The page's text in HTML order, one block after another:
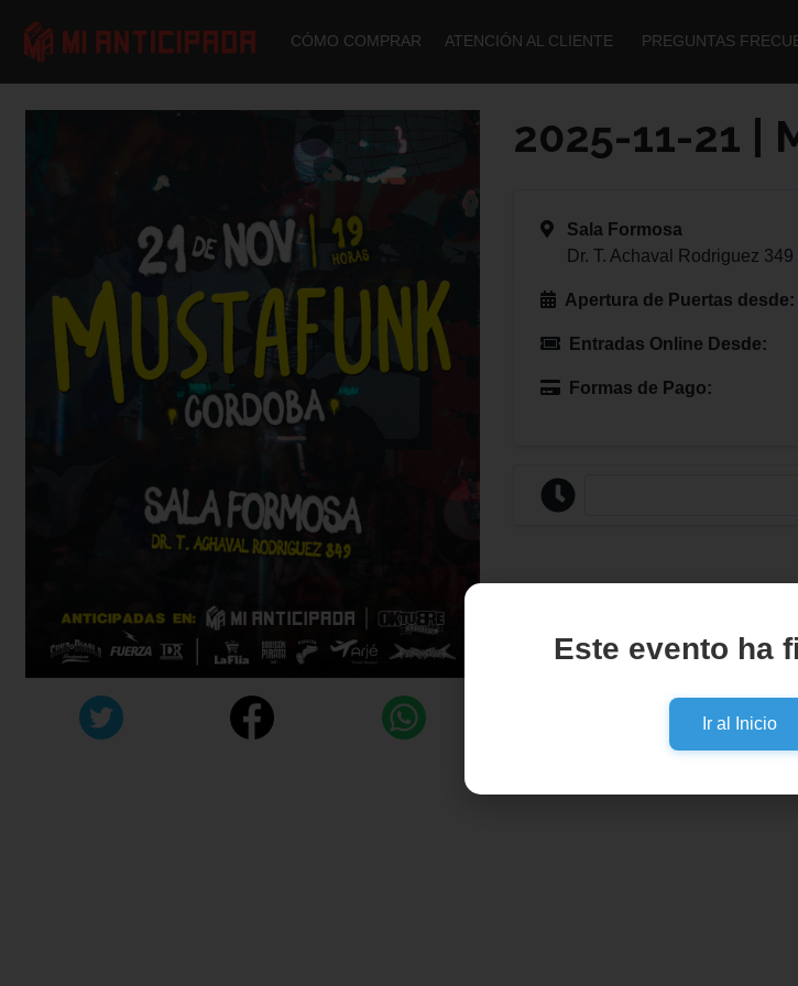
CÓMO COMPRAR ATENCIÓN AL CLIENTE PREGUNTAS
Este evento ha
Ir al Inicio
2025-11-21 |
Sala Formosa
Dr. T. Achaval Rodriguez
Apertura de Puertas desde:
Entradas Online Desde:
Formas de Pago: